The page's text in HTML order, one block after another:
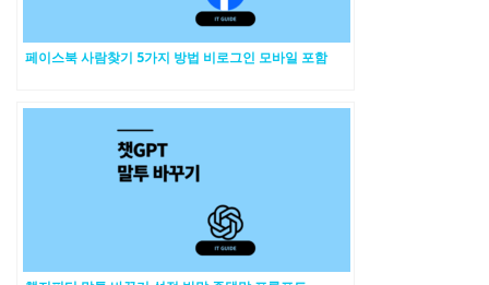
페이스북 사람찾기 5가지 방법 비로그인 모바일 포함